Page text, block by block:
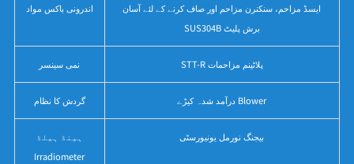
اندرونی باکس مواد
ایسڈ مزاحم، سنکنرن مزاحم اور صاف کرنے کے لئے آسان
SUS304B برش پلیٹ
نمی سینسر STT-R پلاٹینم مزاحمات
گردش کا نظام درآمد شدہ کیڑے Blower
ہینڈ ہیلڈ
Irradiometer
بیجنگ نورمل یونیورسٹی